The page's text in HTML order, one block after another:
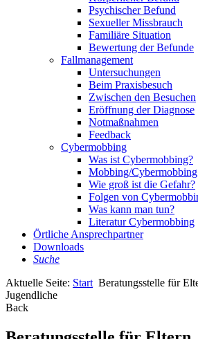
Psychischer Befund
Sexueller Missbrauch
Familiäre Situation
Bewertung der Befunde
Fallmanagement
Untersuchungen
Beim Praxisbesuch
Zwischen den Besuchen
Eröffnung der Diagnose
Notmaßnahmen
Feedback
Cybermobbing
Was ist Cybermobbing?
Mobbing/Cybermobbing
Wie groß ist die Gefahr?
Folgen von
Was kann man tun?
Literatur Cybermobbing
Örtliche Ansprechpartner
Downloads
Suche
Aktuelle Seite: Start Beratungsstelle für
Jugendliche
Back